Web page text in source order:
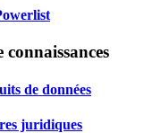
connaissances
de données
juridiques